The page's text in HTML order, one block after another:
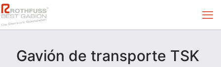
Gavión de transporte TSK